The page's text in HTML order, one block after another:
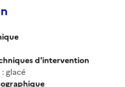
d'intervention
glacé